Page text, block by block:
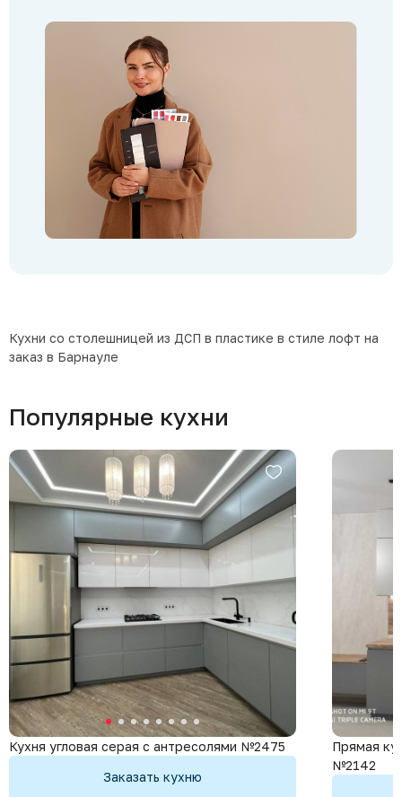
Кухни со столешницей из ДСП в пластике в стиле лофт на
заказ в Барнауле
Популярные кухни
Кухня угловая серая с антресолями №2475
Заказать кухню
Прямая
№2142